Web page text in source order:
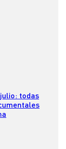
todas